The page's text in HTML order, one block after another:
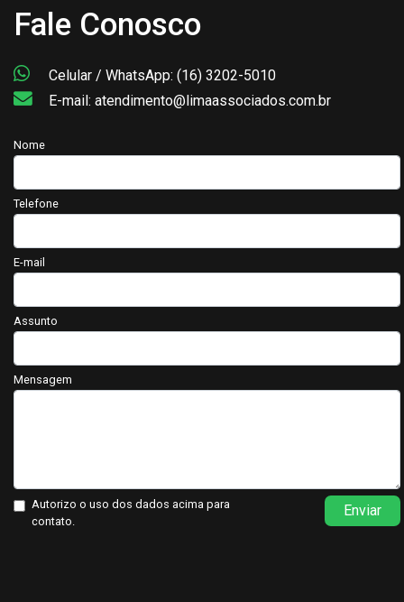
Fale Conosco
Celular / WhatsApp: (16) 3202-5010
E-mail: atendimento@limaassociados.com.br
Nome
Telefone
E-mail
Assunto
Mensagem
Autorizo o uso dos dados acima para
contato.
Enviar